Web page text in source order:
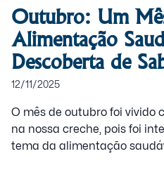
Outubro: Um
Alimentação
Descoberta de
12/11/2025
O mês de outubro foi vivido
na nossa creche, pois foi
tema da alimentação